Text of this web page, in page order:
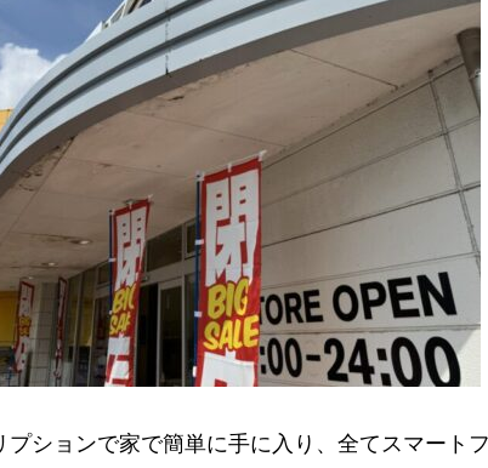
ションで家で簡単に手に入り、全てスマート